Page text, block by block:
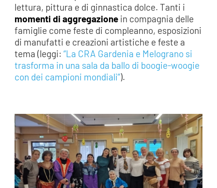
lettura, pittura e di ginnastica dolce. Tanti i
momenti di aggregazionein compagnia delle
famiglie come feste di compleanno, esposizioni
di manufatti e creazioni artistiche e feste a
tema (leggi: “La CRA Gardenia e Melograno si
trasforma in una sala da ballo di boogie-woogie
con dei campioni mondiali”).